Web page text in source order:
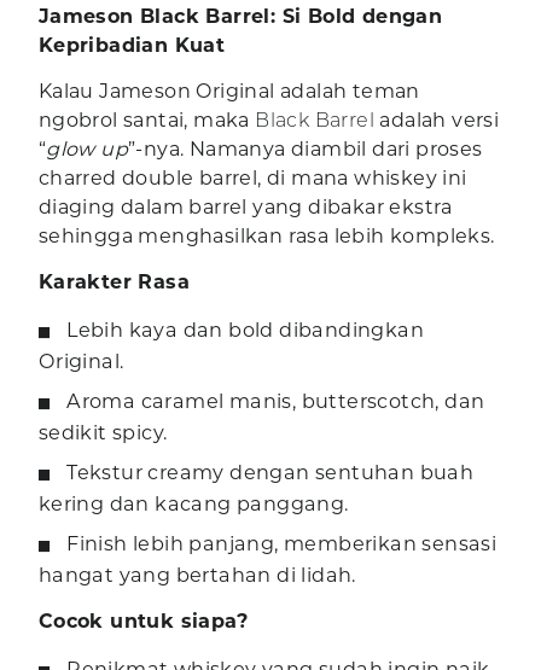
Jameson Black Barrel: Si Bold dengan
Kepribadian Kuat
Kalau Jameson Original adalah teman
ngobrol santai, maka Black Barrel adalah versi
“glow up”-nya. Namanya diambil dari proses
charred double barrel, di mana whiskey ini
diaging dalam barrel yang dibakar ekstra
sehingga menghasilkan rasa lebih kompleks.
Karakter Rasa
Lebih kaya dan bold dibandingkan
Original.
Aroma caramel manis, butterscotch, dan
sedikit spicy.
Tekstur creamy dengan sentuhan buah
kering dan kacang panggang.
Finish lebih panjang, memberikan sensasi
hangat yang bertahan di lidah.
Cocok untuk siapa?